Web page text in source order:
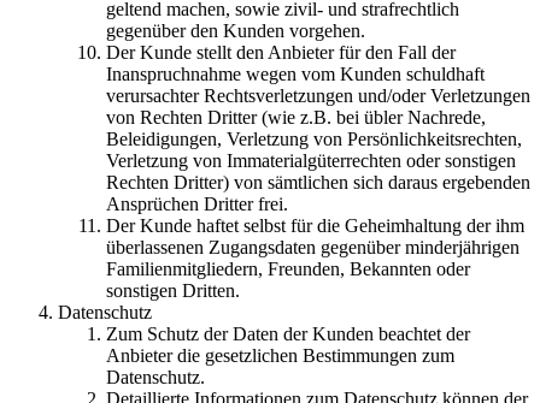
geltend machen, sowie zivil- und strafrechtlich
gegenüber den Kunden vorgehen.
Der Kunde stellt den Anbieter für den Fall der
Inanspruchnahme wegen vom Kunden schuldhaft
verursachter Rechtsverletzungen und/oder Verletzungen
von Rechten Dritter (wie z.B. bei übler Nachrede,
Beleidigungen, Verletzung von Persönlichkeitsrechten,
Verletzung von Immaterialgüterrechten oder sonstigen
Rechten Dritter) von sämtlichen sich daraus ergebenden
Ansprüchen Dritter frei.
Der Kunde haftet selbst für die Geheimhaltung der ihm
überlassenen Zugangsdaten gegenüber minderjährigen
Familienmitgliedern, Freunden, Bekannten oder
sonstigen Dritten.
Datenschutz
Zum Schutz der Daten der Kunden beachtet der
Anbieter die gesetzlichen Bestimmungen zum
Datenschutz.
Detaillierte Informationen zum Datenschutz können der